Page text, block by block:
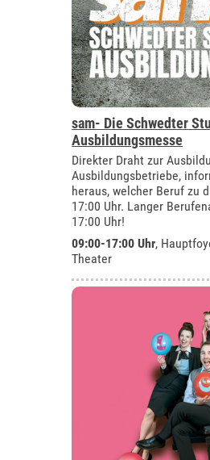
sam- Die Schwedter
Ausbildungsmesse
Direkter Draht zur
Ausbildungsbetriebe,
heraus, welcher Beruf zu
17:00 Uhr. Langer
17:00 Uhr!
09:00-17:00 Uhr,
Theater